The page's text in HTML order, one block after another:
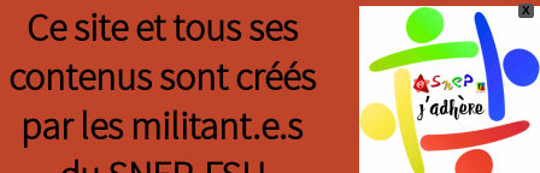
X
Ce site et tous ses
contenus sont créés
par les militant.e.s